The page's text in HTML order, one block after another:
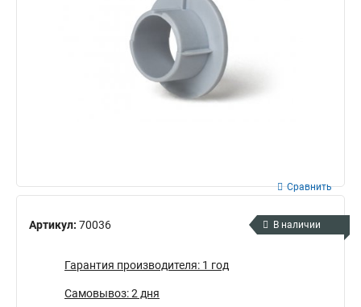
Артикул: 70036
Сравнить
В наличии
Гарантия производителя: 1 год
Самовывоз: 2 дня